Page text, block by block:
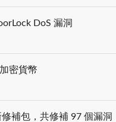
DoS 漏洞
密貨幣
補包，共修補 97 個漏洞